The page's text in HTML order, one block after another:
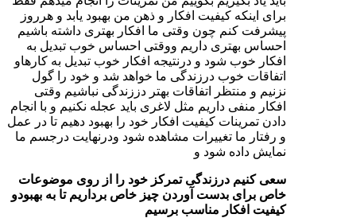
برای اینکه کیفیت افکار و ذهن من بهبود یابد و هرروز
پیشرفت کنم چون وقتی ما افکار بهتری داشته باشیم
احساس بهتری داریم ووقتی احساس خوب تبدیل به
افکار خوب شود و درنتیجه افکار خوب تبدیل به کارهاو
اتفاقات خوب درزندگی ما خواهد شد و خود را گول
نزنیم و منتظر اتفاقات بهتر دززندگی نباشیم وقتی
افکار منفی داریم مثل لاغری باید عجله نکنیم و با انجام
دادن تمرینات کیفیت افکار خود را بهبود دهیم تا در عمل
و رفتار ما تغییرات مشاهده شود ودرنهایت درجسم ما
نمایش داده شود و
سعی کنیم درزندگی تمرکز خود را از روی موضوعات
خاص برای بدست آوردن چیز خاص برداریم تا به بهبودو
کیفیت افکار مناسب برسیم